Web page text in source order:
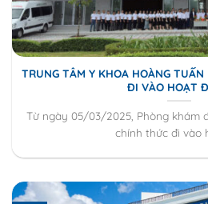
TRUNG TÂM Y KHOA HOÀNG
ĐI VÀO HOẠT
Từ ngày 05/03/2025, Phòng khám
chính thức đi vào